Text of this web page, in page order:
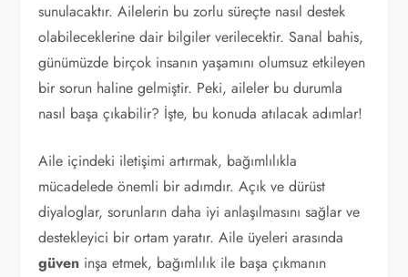
sunulacaktır. Ailelerin bu zorlu süreçte nasıl destek
olabileceklerine dair bilgiler verilecektir. Sanal bahis,
günümüzde birçok insanın yaşamını olumsuz etkileyen
bir sorun haline gelmiştir. Peki, aileler bu durumla
nasıl başa çıkabilir? İşte, bu konuda atılacak adımlar!
Aile içindeki iletişimi artırmak, bağımlılıkla
mücadelede önemli bir adımdır. Açık ve dürüst
diyaloglar, sorunların daha iyi anlaşılmasını sağlar ve
destekleyici bir ortam yaratır. Aile üyeleri arasında
güven inşa etmek, bağımlılık ile başa çıkmanın